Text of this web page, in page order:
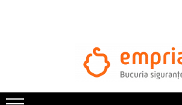
Bariere protectie pentru pat